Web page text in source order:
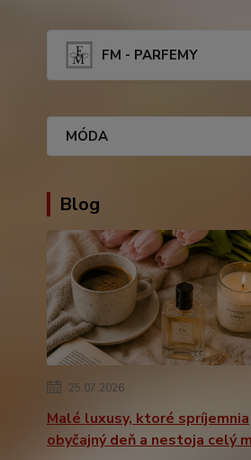
FM - PARFEMY
MÓDA
Blog
25.07.2026
Malé luxusy, ktoré spríjemnia
obyčajný deň a nestoja celý